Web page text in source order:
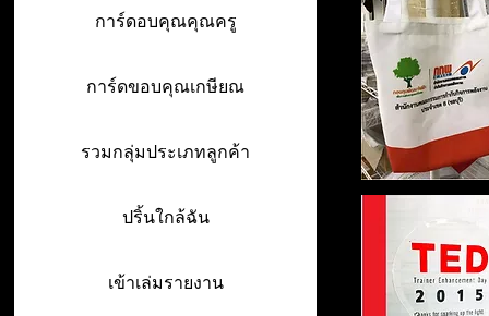
การ์ดอบคุณคุณครู
การ์ดขอบคุณเกษียณ
รวมกลุ่มประเภทลูกค้า
ปริ้นใกล้ฉัน
เข้าเล่มรายงาน